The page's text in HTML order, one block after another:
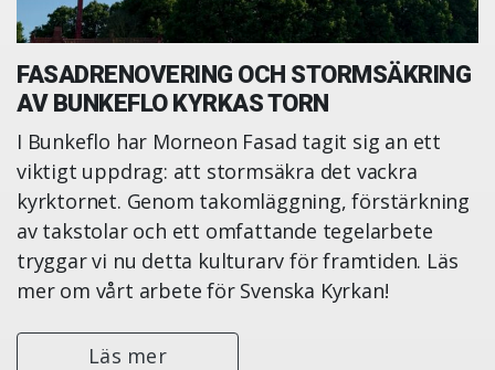
FASADRENOVERING OCH STORMSÄKRING
AV BUNKEFLO KYRKAS TORN
I Bunkeflo har Morneon Fasad tagit sig an ett
viktigt uppdrag: att stormsäkra det vackra
kyrktornet. Genom takomläggning, förstärkning
av takstolar och ett omfattande tegelarbete
tryggar vi nu detta kulturarv för framtiden. Läs
mer om vårt arbete för Svenska Kyrkan!
Läs mer